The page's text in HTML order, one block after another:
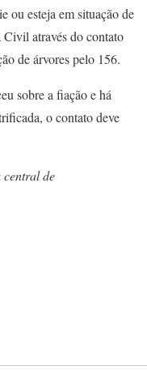
ou esteja em situação de
através do contato
de árvores pelo 156.
sobre a fiação e há
o contato deve
central de